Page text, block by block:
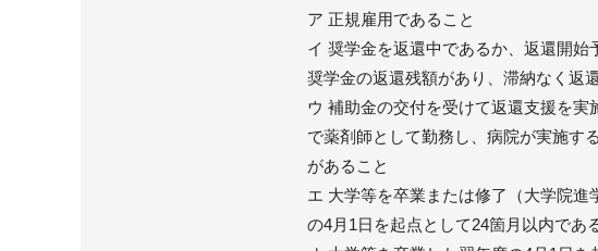
ア 正規雇用であること
イ 奨学金を返還中であるか、返還開
奨学金の返還残額があり、滞納なく返
ウ 補助金の交付を受けて返還支援を
で薬剤師として勤務し、病院が実施す
があること
エ 大学等を卒業または修了（大学院
の4月1日を起点として24箇月以内であ